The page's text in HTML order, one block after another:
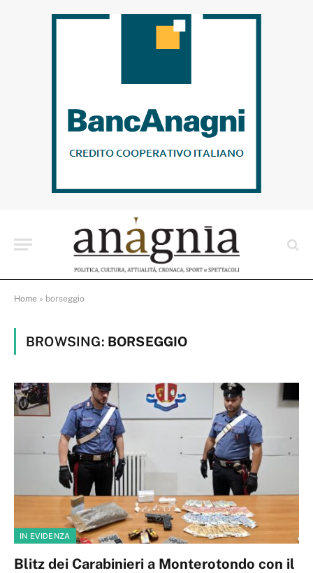
Home » borseggio
BROWSING: BORSEGGIO
IN EVIDENZA
Blitz dei Carabinieri a Monterotondo con il